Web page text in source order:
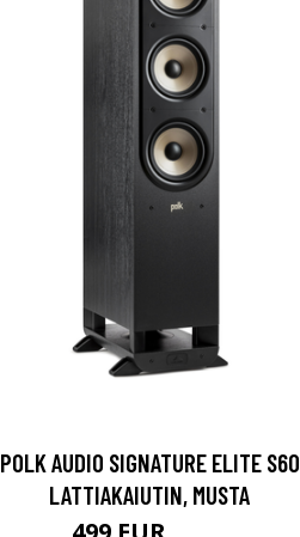
POLK AUDIO SIGNATURE ELITE S60
LATTIAKAIUTIN, MUSTA